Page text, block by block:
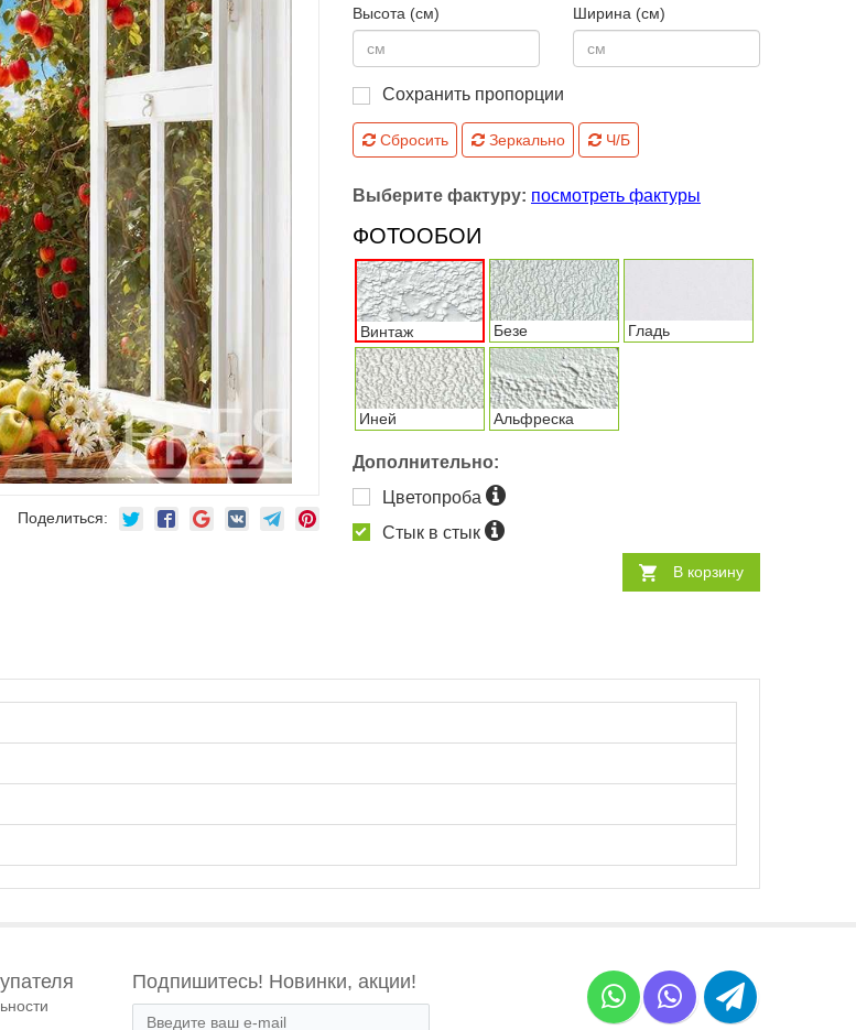
Поделиться:
Высота (см) Ширина (см)
Сохранить пропорции
Сбросить Зеркально Ч/Б
Выберите фактуру: посмотреть фактуры
ФОТООБОИ
Винтаж Безе Гладь
Иней Альфреска
Дополнительно:
Цветопроба
Стык в стык
В корзину
Подпишитесь! Новинки, акции!